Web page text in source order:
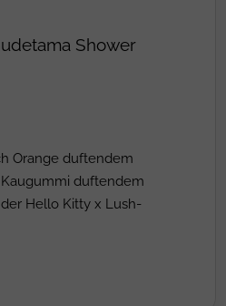
Shower
Orange duftendem
duftendem
Hello Kitty x Lush-